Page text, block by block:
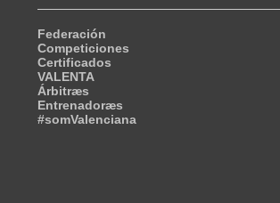
Federación
Competiciones
Certificados
VALENTA
Árbitræs
Entrenadoræs
#somValenciana